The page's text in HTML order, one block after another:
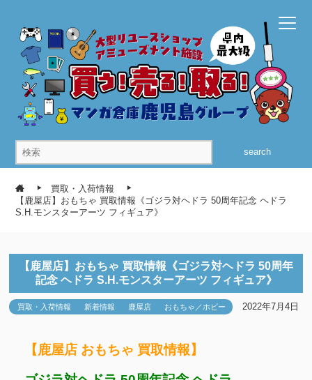
search
買取・入荷情報
【鹿屋店】おもちゃ 買取情報《ゴジラ対ヘドラ 50周年記念 ヘドラ
S.H.モンスターアーツ フィギュア》
【鹿屋店】おもちゃ 買取情報《ゴジラ対ヘドラ 50周年
記念 ヘドラ S.H.モンスターアーツ フィギュア》
買取・入荷情報 新着情報 鹿屋店 おもちゃ／ホビー 2022年7月4日
【鹿屋店 おもちゃ 買取情報】